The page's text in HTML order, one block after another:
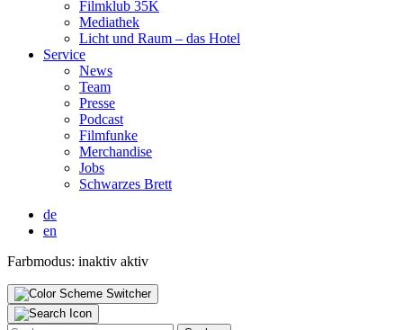
Film­klub 35K
Media­thek
Licht und Raum – das Hotel
Ser­vice
News
Team
Pres­se
Pod­cast
Film­fun­ke
Mer­chan­di­se
Jobs
Schwar­zes Brett
de
en
Farbmodus: inaktiv aktiv